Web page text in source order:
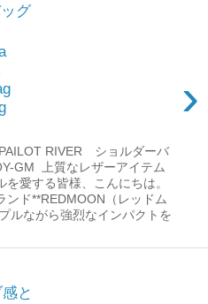
グ
›
RIVER ショルダーバ
GM 上質なレザーアイテム
を愛する皆様、こんにちは。
ンド**REDMOON（レッドム
ルながら強烈なインパクトを
と